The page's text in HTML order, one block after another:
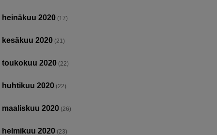
heinäkuu 2020 (17)
kesäkuu 2020 (21)
toukokuu 2020 (22)
huhtikuu 2020 (22)
maaliskuu 2020 (26)
helmikuu 2020 (23)